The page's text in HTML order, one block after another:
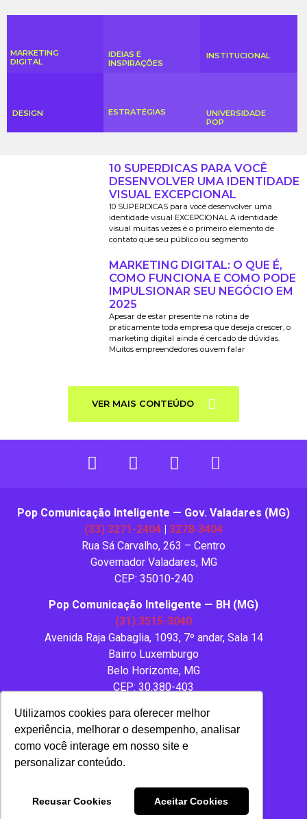
Utilizamos cookies para oferecer melhor
experiência, melhorar o desempenho, analisar
como você interage em nosso site e
personalizar conteúdo.
Recusar Cookies Aceitar Cookies
MARKETING
DIGITAL
IDEIAS E
INSPIRAÇÕES
INSTITUCIONAL
DESIGN ESTRATÉGIAS
UNIVERSIDADE
POP
10 SUPERDICAS PARA VOCÊ
DESENVOLVER UMA IDENTIDADE
VISUAL EXCEPCIONAL
10 SUPERDICAS para você desenvolver uma
identidade visual EXCEPCIONAL A identidade
visual muitas vezes é o primeiro elemento de
contato que seu público ou segmento
MARKETING DIGITAL: O QUE É,
COMO FUNCIONA E COMO PODE
IMPULSIONAR SEU NEGÓCIO EM
2025
Apesar de estar presente na rotina de
praticamente toda empresa que deseja crescer, o
marketing digital ainda é cercado de dúvidas.
Muitos empreendedores ouvem falar
VER MAIS CONTEÚDO
Pop Comunicação Inteligente — Gov. Valadares (MG)
(33) 3271-2404 | 3278-3404
Rua Sá Carvalho, 263 – Centro
Governador Valadares, MG
CEP: 35010-240
Pop Comunicação Inteligente — BH (MG)
(31) 3515-3040
Avenida Raja Gabaglia, 1093, 7º andar, Sala 14
Bairro Luxemburgo
Belo Horizonte, MG
CEP: 30.380-403
Copyright 2020 – Todos os direitos reservados.